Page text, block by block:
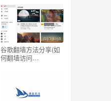
谷歌翻墙方法分享(如
何翻墙访问